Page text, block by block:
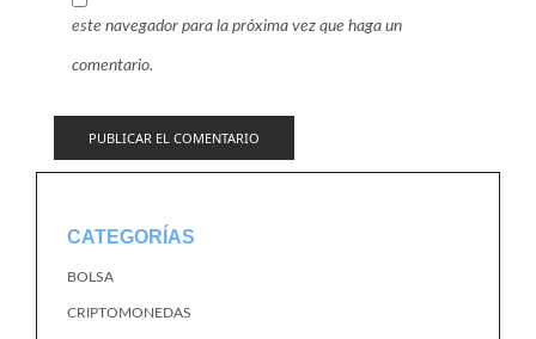
este navegador para la próxima vez que haga un
comentario.
CATEGORÍAS
BOLSA
CRIPTOMONEDAS